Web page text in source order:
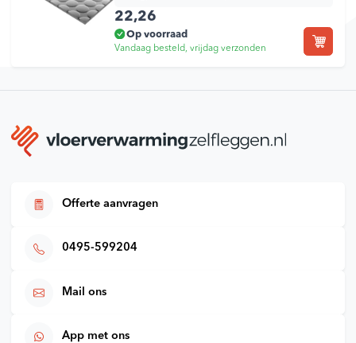
22,26
Op voorraad
Vandaag besteld, vrijdag verzonden
Offerte aanvragen
0495-599204
Mail ons
App met ons